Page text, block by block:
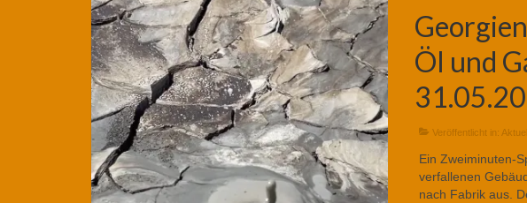
Öl und
Veröffentlicht in:
Ein Zweiminuten-
verfallenen
nach Fabrik aus.